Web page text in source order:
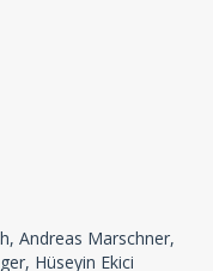
Andreas Marschner,
Hüseyin Ekici